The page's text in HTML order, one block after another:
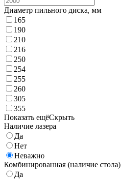
Диаметр пильного диска, мм
165
190
210
216
250
254
255
260
305
355
Показать ещёСкрыть
Наличие лазера
Да
Нет
Неважно
Комбинированная (наличие стола)
Да